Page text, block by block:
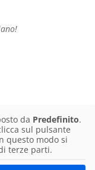
da Predefinito.
sul pulsante
questo modo si
terze parti.